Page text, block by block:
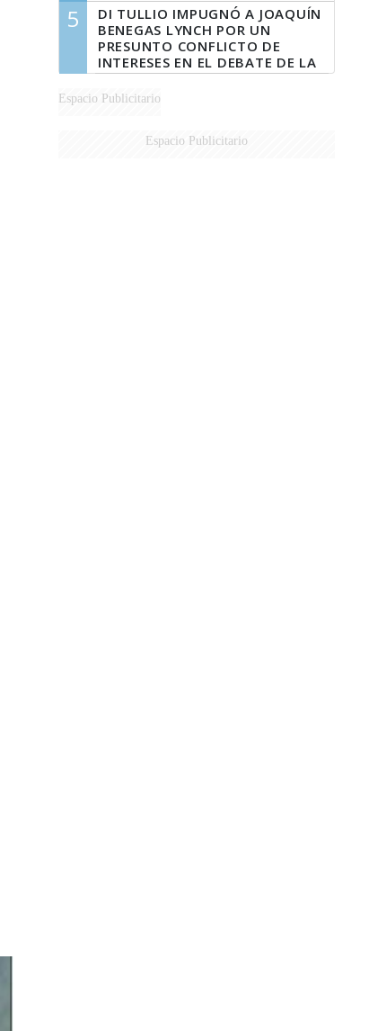
5
DI TULLIO IMPUGNÓ A JOAQUÍN
BENEGAS LYNCH POR UN
PRESUNTO CONFLICTO DE
INTERESES EN EL DEBATE DE LA
LEY DE TIERRAS
Espacio Publicitario
Espacio Publicitario